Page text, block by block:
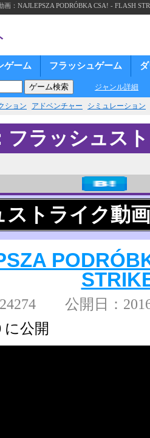
：NAJLEPSZA PODRÓBKA CSA! - FLASH
ゲーム フラッシュゲーム
ジャンル詳細
ション アドベンチャー シミュレーション
フラッシュス
ストライク動画
24274 公開日：
に公開